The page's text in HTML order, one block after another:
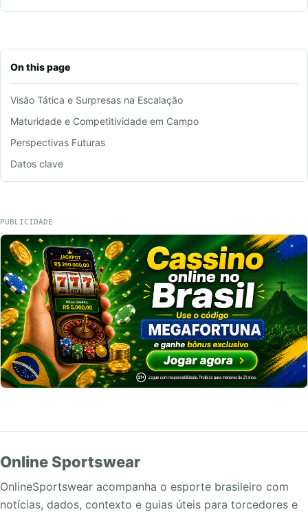
On this page
Visão Tática e Surpresas na Escalação
Maturidade e Competitividade em Campo
Perspectivas Futuras
Datos clave
PUBLICIDADE
Online Sportswear
OnlineSportswear acompanha o esporte brasileiro com
notícias, dados, contexto e guias úteis para torcedores e